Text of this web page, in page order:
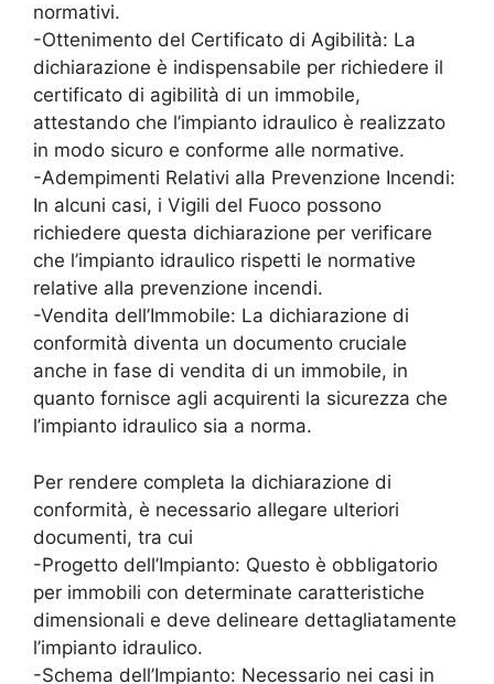
normativi.
-Ottenimento del Certificato di Agibilità: La
dichiarazione è indispensabile per richiedere il
certificato di agibilità di un immobile,
attestando che l’impianto idraulico è realizzato
in modo sicuro e conforme alle normative.
-Adempimenti Relativi alla Prevenzione Incendi:
In alcuni casi, i Vigili del Fuoco possono
richiedere questa dichiarazione per verificare
che l’impianto idraulico rispetti le normative
relative alla prevenzione incendi.
-Vendita dell’Immobile: La dichiarazione di
conformità diventa un documento cruciale
anche in fase di vendita di un immobile, in
quanto fornisce agli acquirenti la sicurezza che
l’impianto idraulico sia a norma.
Per rendere completa la dichiarazione di
conformità, è necessario allegare ulteriori
documenti, tra cui
-Progetto dell’Impianto: Questo è obbligatorio
per immobili con determinate caratteristiche
dimensionali e deve delineare dettagliatamente
l’impianto idraulico.
-Schema dell’Impianto: Necessario nei casi in